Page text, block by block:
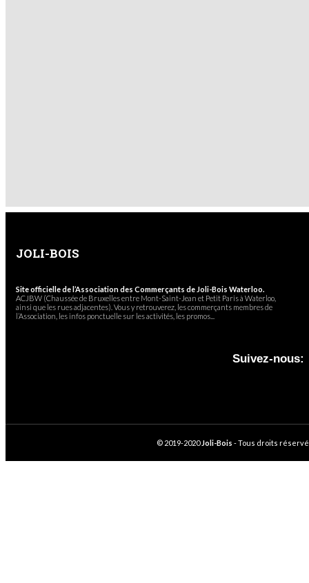
JOLI-BOIS
Site officielle de l’Association des Commerçants de Joli-Bois Waterloo.
ACJBW (Chaussée de Bruxelles entre Mont-Saint-Jean et Petit Paris à Waterloo,
ainsi que les rues adjacentes). Vous y retrouverez, les commerçants membres de
l’Association, les infos ponctuelle sur les activités, les promos...
Suivez-nous:
© 2019-2020Joli-Bois - Tous droits